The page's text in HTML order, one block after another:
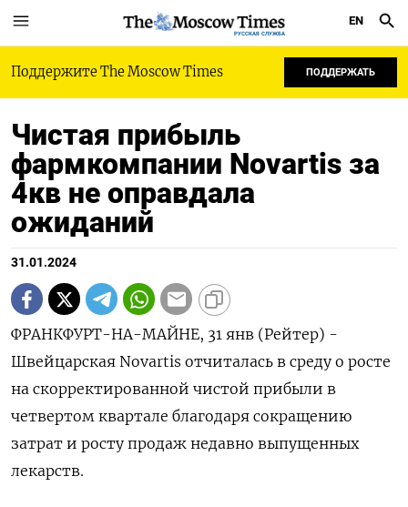
РУССКАЯ СЛУЖБА
EN
Поддержите The Moscow Times ПОДДЕРЖАТЬ
Чистая прибыль
фармкомпании Novartis за
4кв не оправдала
ожиданий
31.01.2024
ФРАНКФУРТ-НА-МАЙНЕ, 31 янв (Рейтер) -
Швейцарская Novartis отчиталась в среду о росте
на скорректированной чистой прибыли в
четвертом квартале благодаря сокращению
затрат и росту продаж недавно выпущенных
лекарств.